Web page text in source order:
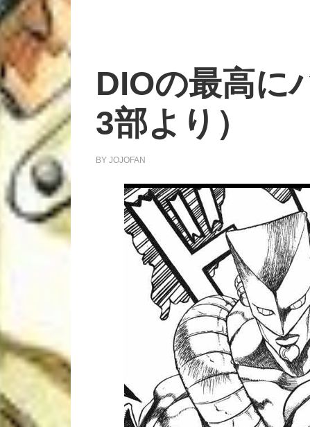
DIOの最高に
3部より）
BY JOJOFAN